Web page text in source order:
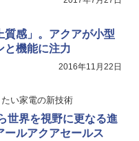
質感」。アクアが小型
と機能に注力
2016年11月22日
い家電の新技術
世界を視野に更なる進
ールアクアセールス